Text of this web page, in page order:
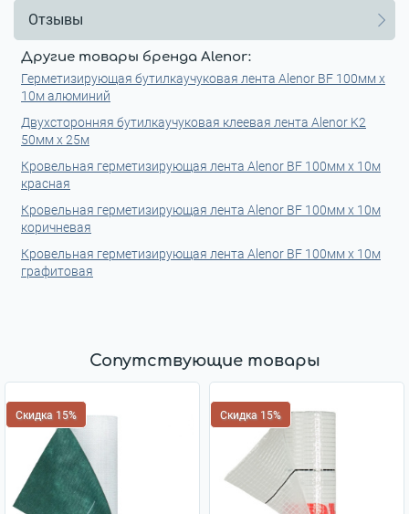
Отзывы
Другие товары бренда Alenor:
Герметизирующая бутилкаучуковая лента Alenor BF 100мм x
10м алюминий
Двухсторонняя бутилкаучуковая клеевая лента Alenor K2
50мм x 25м
Кровельная герметизирующая лента Alenor BF 100мм x 10м
красная
Кровельная герметизирующая лента Alenor BF 100мм x 10м
коричневая
Кровельная герметизирующая лента Alenor BF 100мм x 10м
графитовая
Сопутствующие товары
Скидка 15% Скидка 15%